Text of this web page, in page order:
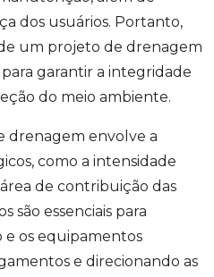
dos usuários. Portanto,
um projeto de drenagem
garantir a integridade
do meio ambiente.
drenagem envolve a
como a intensidade
de contribuição das
são essenciais para
os equipamentos
e direcionando as